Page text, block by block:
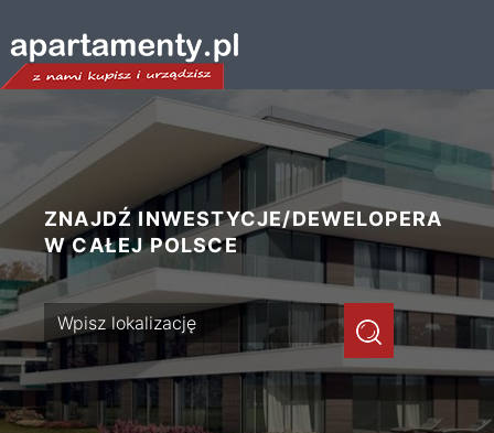
ZNAJDŹ INWESTYCJE/DEWELOPERA
W CAŁEJ POLSCE